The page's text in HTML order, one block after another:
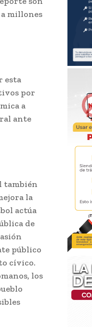
millones
esta
por
a
ante
también
la
actúa
de
público
cívico.
los